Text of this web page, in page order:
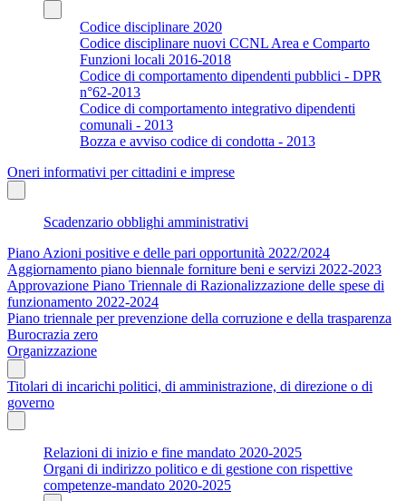
Codice disciplinare 2020
Codice disciplinare nuovi CCNL Area e Comparto
Funzioni locali 2016-2018
Codice di comportamento dipendenti pubblici - DPR
n°62-2013
Codice di comportamento integrativo dipendenti
comunali - 2013
Bozza e avviso codice di condotta - 2013
Oneri informativi per cittadini e imprese
Scadenzario obblighi amministrativi
Piano Azioni positive e delle pari opportunità 2022/2024
Aggiornamento piano biennale forniture beni e servizi 2022-2023
Approvazione Piano Triennale di Razionalizzazione delle spese di
funzionamento 2022-2024
Piano triennale per prevenzione della corruzione e della trasparenza
Burocrazia zero
Organizzazione
Titolari di incarichi politici, di amministrazione, di direzione o di
governo
Relazioni di inizio e fine mandato 2020-2025
Organi di indirizzo politico e di gestione con rispettive
competenze-mandato 2020-2025